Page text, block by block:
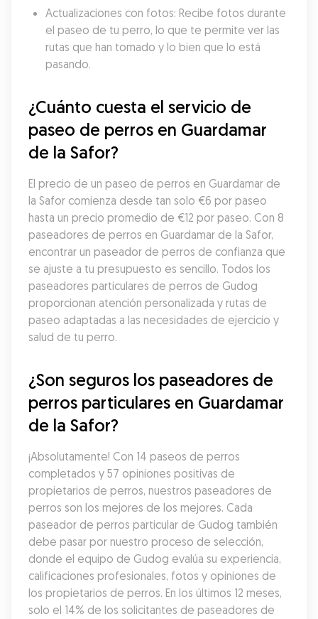
Actualizaciones con fotos: Recibe fotos durante
el paseo de tu perro, lo que te permite ver las
rutas que han tomado y lo bien que lo está
pasando.
¿Cuánto cuesta el servicio de
paseo de perros en Guardamar
de la Safor?
El precio de un paseo de perros en Guardamar de
la Safor comienza desde tan solo €6 por paseo
hasta un precio promedio de €12 por paseo. Con 8
paseadores de perros en Guardamar de la Safor,
encontrar un paseador de perros de confianza que
se ajuste a tu presupuesto es sencillo. Todos los
paseadores particulares de perros de Gudog
proporcionan atención personalizada y rutas de
paseo adaptadas a las necesidades de ejercicio y
salud de tu perro.
¿Son seguros los paseadores de
perros particulares en Guardamar
de la Safor?
¡Absolutamente! Con 14 paseos de perros
completados y 57 opiniones positivas de
propietarios de perros, nuestros paseadores de
perros son los mejores de los mejores. Cada
paseador de perros particular de Gudog también
debe pasar por nuestro proceso de selección,
donde el equipo de Gudog evalúa su experiencia,
calificaciones profesionales, fotos y opiniones de
los propietarios de perros. En los últimos 12 meses,
solo el 14% de los solicitantes de paseadores de